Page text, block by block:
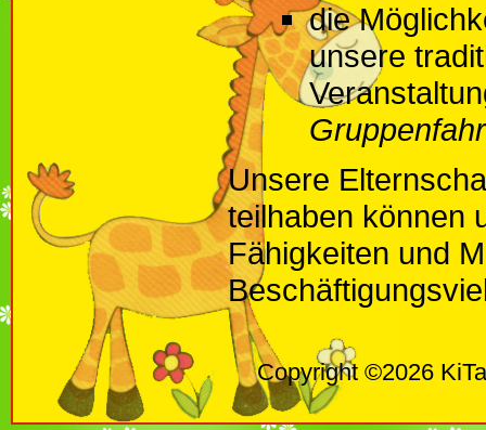
die
unsere
Unsere
teilhaben können
Fähigkeiten und
Copyright ©2026